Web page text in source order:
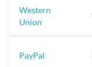
Western
Union
PayPal